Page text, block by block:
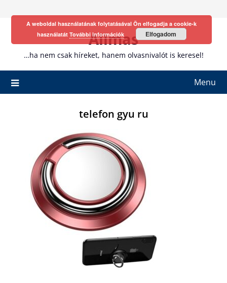
Allmas
…ha nem csak híreket, hanem olvasnivalót is keresel!
Menu
telefon gyu ru
A weboldal használatának folytatásával Ön elfogadja a cookie-k
használatát További információk Elfogadom